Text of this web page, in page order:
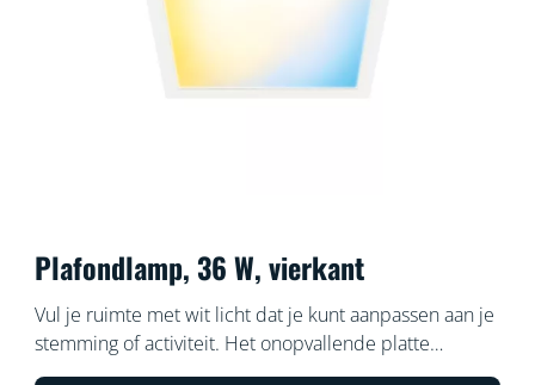
Plafondlamp, 36 W, vierkant
Vul je ruimte met wit licht dat je kunt aanpassen aan je
stemming of activiteit. Het onopvallende platte
ontwerp en de eenvoudige installatie zorgen ervoor